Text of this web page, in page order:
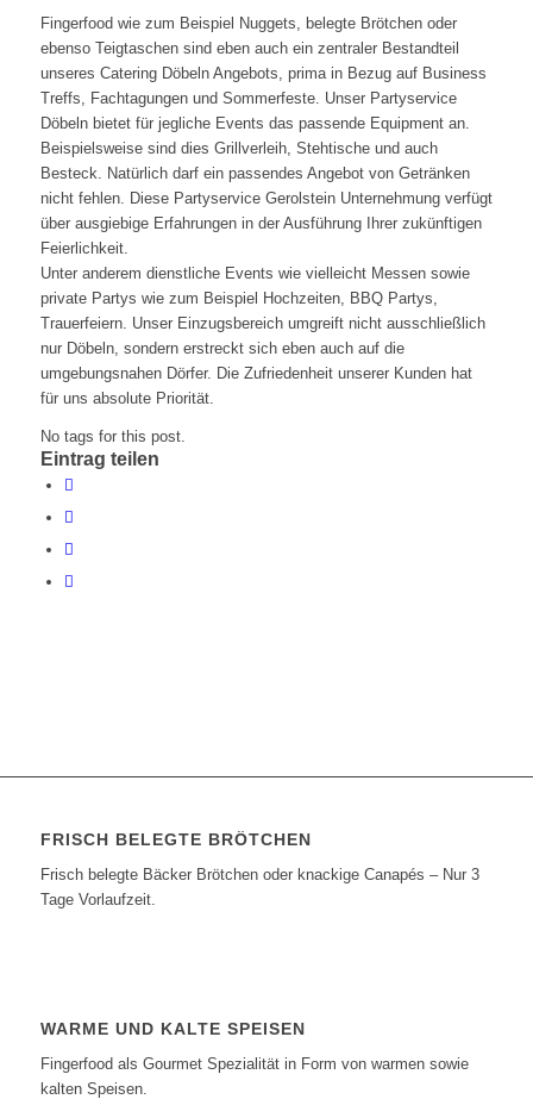
Fingerfood wie zum Beispiel Nuggets, belegte Brötchen oder
ebenso Teigtaschen sind eben auch ein zentraler Bestandteil
unseres Catering Döbeln Angebots, prima in Bezug auf Business
Treffs, Fachtagungen und Sommerfeste. Unser Partyservice
Döbeln bietet für jegliche Events das passende Equipment an.
Beispielsweise sind dies Grillverleih, Stehtische und auch
Besteck. Natürlich darf ein passendes Angebot von Getränken
nicht fehlen. Diese Partyservice Gerolstein Unternehmung verfügt
über ausgiebige Erfahrungen in der Ausführung Ihrer zukünftigen
Feierlichkeit.
Unter anderem dienstliche Events wie vielleicht Messen sowie
private Partys wie zum Beispiel Hochzeiten, BBQ Partys,
Trauerfeiern. Unser Einzugsbereich umgreift nicht ausschließlich
nur Döbeln, sondern erstreckt sich eben auch auf die
umgebungsnahen Dörfer. Die Zufriedenheit unserer Kunden hat
für uns absolute Priorität.
No tags for this post.
Eintrag teilen
FRISCH BELEGTE BRÖTCHEN
Frisch belegte Bäcker Brötchen oder knackige Canapés – Nur 3
Tage Vorlaufzeit.
WARME UND KALTE SPEISEN
Fingerfood als Gourmet Spezialität in Form von warmen sowie
kalten Speisen.